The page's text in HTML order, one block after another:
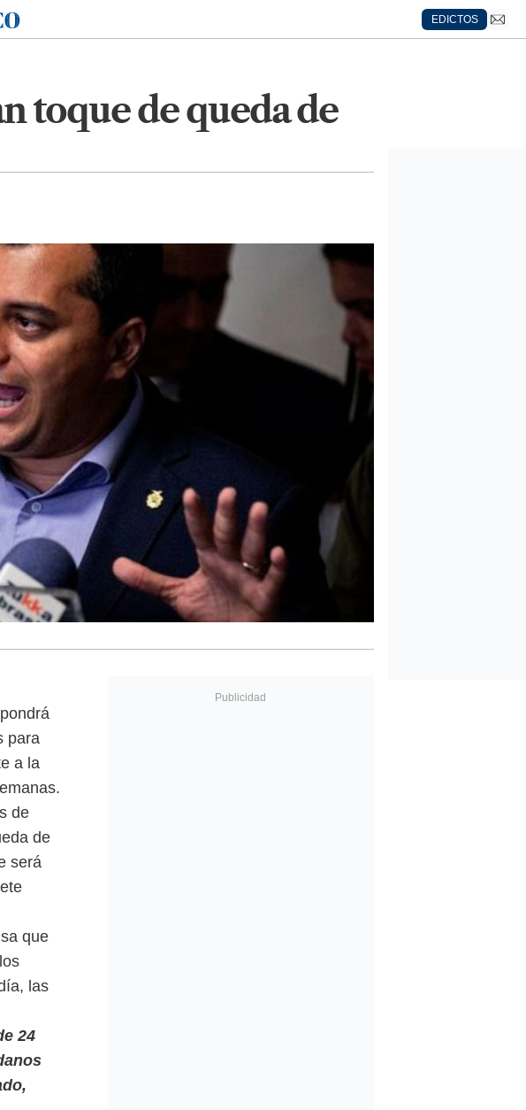
EDICTOS
toque de queda de
para
a la
de
de
será
que
las
24